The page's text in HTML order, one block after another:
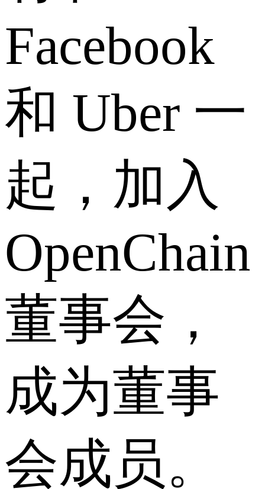
Facebook
和 Uber 一
起，加入
OpenChain
董事会，
成为董事
会成员。